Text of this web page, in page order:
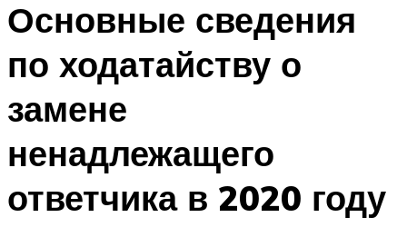
Основные сведения
по ходатайству о
замене
ненадлежащего
ответчика в 2020 году